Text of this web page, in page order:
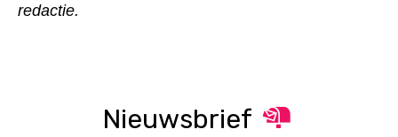
redactie.
Nieuwsbrief